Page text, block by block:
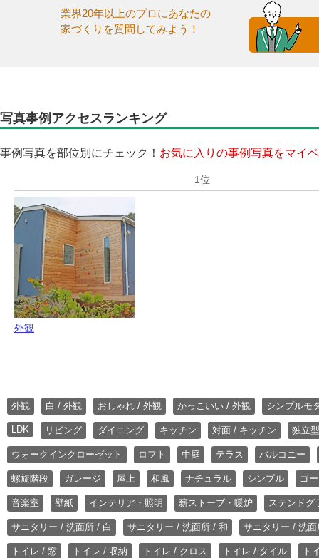
業界20年以上のプロにあなたの
家づくりを質問してみよう！
写真事例アクセスランキング
事例写真を部位別にチェック！ お気に入りの事例写真をマイ
外観
外観 白 / 外観 おしゃれ / 外観 かっこいい / 外観 シンプルモ
LDK リビング ダイニング キッチン 対面 / キッチン 独立
ウォークインクローゼット ロフト 中庭 テラス バルコニー
螺旋階段 ガレージ 屋上 和風 ナチュラル シンプル ゴ
音楽室 壁紙 インテリア・照明 薪ストーブ・暖炉 ステンドグ
サニタリー / 洗面所 / 白 サニタリー / 洗面所 / 和 サニタリー / 洗
トイレ / 窓 トイレ / 収納 トイレ / クロス トイレ / タイル ト